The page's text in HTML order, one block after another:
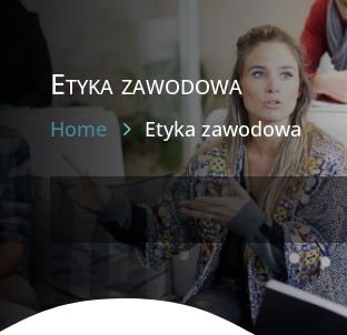
Etyka zawodowa
Home Etyka zawodowa